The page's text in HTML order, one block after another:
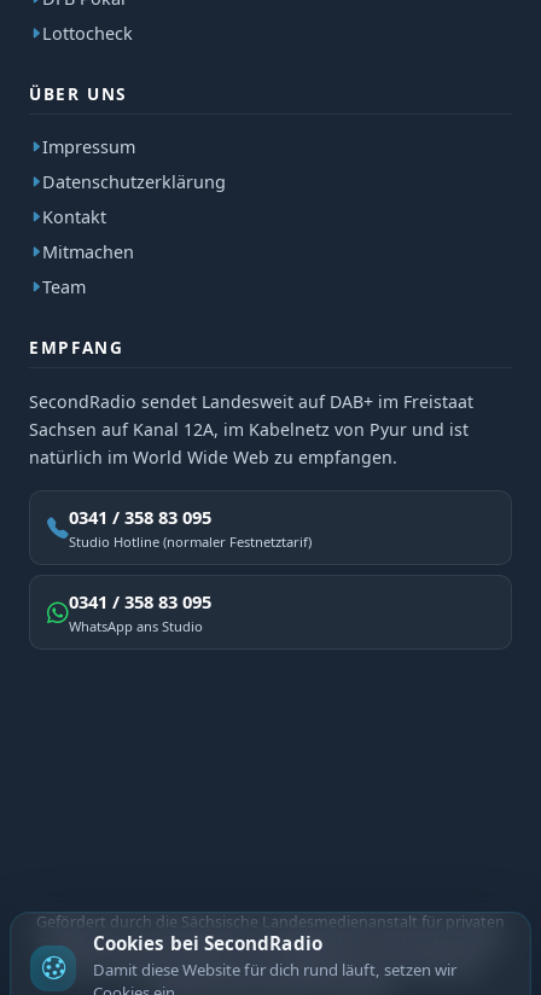
Lottocheck
ÜBER UNS
Impressum
Datenschutzerklärung
Kontakt
Mitmachen
Team
EMPFANG
SecondRadio sendet Landesweit auf DAB+ im Freistaat
Sachsen auf Kanal 12A, im Kabelnetz von Pyur und ist
natürlich im World Wide Web zu empfangen.
0341 / 358 83 095
Studio Hotline (normaler Festnetztarif)
0341 / 358 83 095
WhatsApp ans Studio
Gefördert durch die Sächsische Landesmedienanstalt für privaten
Rundfunk und neue Medien. Diese Maßnahme wird mitfinanziert
durch Steuermittel auf der Grundlage des vom Sächsischen
Cookies bei SecondRadio
Damit diese Website für dich rund läuft, setzen wir